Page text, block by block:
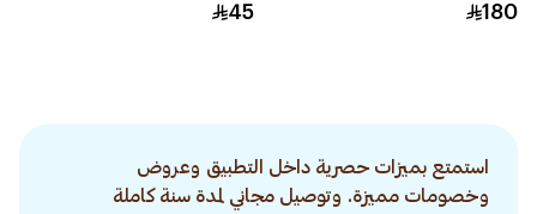
180
45
استمتع بميزات حصرية داخل التطبيق وعروض
وخصومات مميزة. وتوصيل مجاني لمدة سنة كاملة